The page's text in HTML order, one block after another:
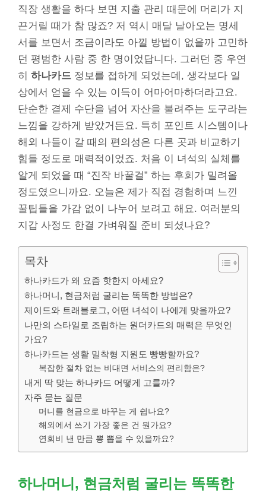
직장 생활을 하다 보면 지출 관리 때문에 머리가 지
끈거릴 때가 참 많죠? 저 역시 매달 날아오는 명세
서를 보면서 조금이라도 아낄 방법이 없을까 고민하
던 평범한 사람 중 한 명이었답니다. 그러던 중 우연
히 하나카드 정보를 접하게 되었는데, 생각보다 일
상에서 얻을 수 있는 이득이 어마어마하더라고요.
단순한 결제 수단을 넘어 자산을 불려주는 도구라는
느낌을 강하게 받았거든요. 특히 포인트 시스템이나
해외 나들이 갈 때의 편의성은 다른 곳과 비교하기
힘들 정도로 매력적이었죠. 처음 이 녀석의 실체를
알게 되었을 때 “진작 바꿀걸” 하는 후회가 밀려올
정도였으니까요. 오늘은 제가 직접 경험하며 느낀
꿀팁들을 가감 없이 나누어 보려고 해요. 여러분의
지갑 사정도 한결 가벼워질 준비 되셨나요?
목차
하나카드가 왜 요즘 핫한지 아세요?
하나머니, 현금처럼 굴리는 똑똑한 방법은?
제이드와 트래블로그, 어떤 녀석이 나에게 맞을까요?
나만의 스타일로 조립하는 원더카드의 매력은 무엇인
가요?
하나카드는 생활 밀착형 지원도 빵빵할까요?
복잡한 절차 없는 비대면 서비스의 편리함은?
내게 딱 맞는 하나카드 어떻게 고를까?
자주 묻는 질문
머니를 현금으로 바꾸는 게 쉽나요?
해외에서 쓰기 가장 좋은 건 뭔가요?
연회비 낸 만큼 뽕 뽑을 수 있을까요?
하나머니, 현금처럼 굴리는 똑똑한